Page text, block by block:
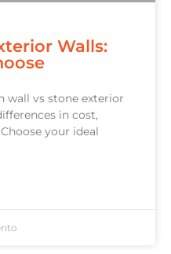
Walls:
wall vs stone exterior
in cost,
your ideal